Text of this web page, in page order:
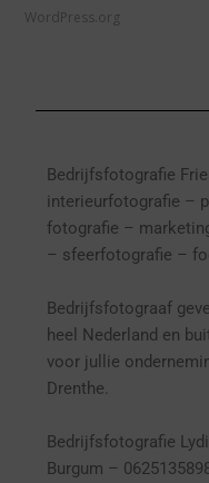
WordPress.org
Bedrijfsfotografie
interieurfotografie – p
fotografie –
– sfeerfotografie –
Bedrijfsfotograaf
heel Nederland en
voor jullie
Drenthe.
Bedrijfsfotografie
Burgum –